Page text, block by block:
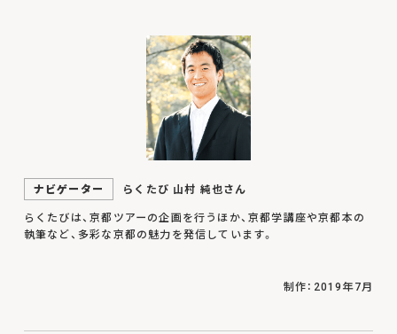
ナビゲーター
らくたび 山村 純也さん
らくたびは、京都ツアーの企画を行うほか、京都学講座や京都本の
執筆など、多彩な京都の魅力を発信しています。
制作：2019年7月